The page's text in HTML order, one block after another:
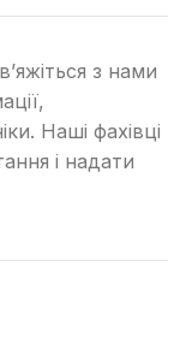
з нами
Наші фахівці
і надати